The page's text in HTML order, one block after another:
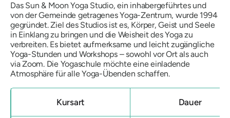
Das Sun & Moon Yoga Studio, ein inhabergeführtes und
von der Gemeinde getragenes Yoga-Zentrum, wurde 1994
gegründet. Ziel des Studios ist es, Körper, Geist und Seele
in Einklang zu bringen und die Weisheit des Yoga zu
verbreiten. Es bietet aufmerksame und leicht zugängliche
Yoga-Stunden und Workshops – sowohl vor Ort als auch
via Zoom. Die Yogaschule möchte eine einladende
Atmosphäre für alle Yoga-Übenden schaffen.
Kursart Dauer